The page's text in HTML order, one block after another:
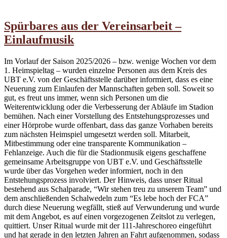
Spürbares aus der Vereinsarbeit –
Einlaufmusik
Im Vorlauf der Saison 2025/2026 – bzw. wenige Wochen vor dem
1. Heimspieltag – wurden einzelne Personen aus dem Kreis des
UBT e.V. von der Geschäftsstelle darüber informiert, dass es eine
Neuerung zum Einlaufen der Mannschaften geben soll. Soweit so
gut, es freut uns immer, wenn sich Personen um die
Weiterentwicklung oder die Verbesserung der Abläufe im Stadion
bemühen. Nach einer Vorstellung des Entstehungsprozesses und
einer Hörprobe wurde offenbart, dass das ganze Vorhaben bereits
zum nächsten Heimspiel umgesetzt werden soll. Mitarbeit,
Mitbestimmung oder eine transparente Kommunikation –
Fehlanzeige. Auch die für die Stadionmusik eigens geschaffene
gemeinsame Arbeitsgruppe von UBT e.V. und Geschäftsstelle
wurde über das Vorgehen weder informiert, noch in den
Entstehungsprozess involviert. Der Hinweis, dass unser Ritual
bestehend aus Schalparade, “Wir stehen treu zu unserem Team” und
dem anschließenden Schalwedeln zum “Es lebe hoch der FCA”
durch diese Neuerung wegfällt, stieß auf Verwunderung und wurde
mit dem Angebot, es auf einen vorgezogenen Zeitslot zu verlegen,
quittiert. Unser Ritual wurde mit der 111-Jahreschoreo eingeführt
und hat gerade in den letzten Jahren an Fahrt aufgenommen, sodass